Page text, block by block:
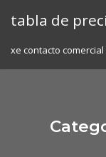
tabla de
xe contacto comercial